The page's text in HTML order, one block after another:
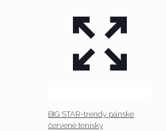
BIG STAR-trendy pánske
červené tenisky